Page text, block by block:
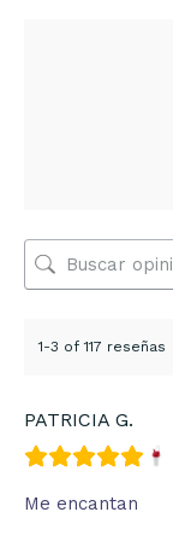
1-3 of 117 reseñas
PATRICIA G.
Me encantan